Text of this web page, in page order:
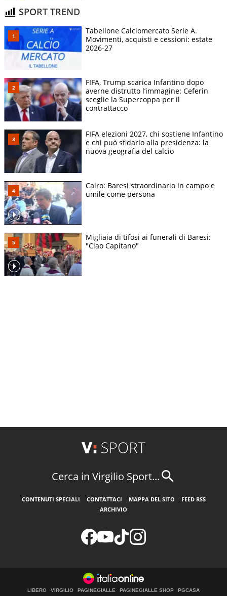
SPORT TREND
Tabellone Calciomercato Serie A.
Movimenti, acquisti e cessioni: estate
2026-27
FIFA, Trump scarica Infantino dopo
averne distrutto l’immagine: Ceferin
sceglie la Supercoppa per il
contrattacco
FIFA elezioni 2027, chi sostiene Infantino
e chi può sfidarlo alla presidenza: la
nuova geografia del calcio
Cairo: Baresi straordinario in campo e
umile come persona
Migliaia di tifosi ai funerali di Baresi:
"Ciao Capitano"
Cerca in Virgilio Sport...
CONTENUTI SPECIALI CONTATTACI MAPPA DEL SITO
FEED RSS
ARCHIVIO
LIBERO VIRGILIO PAGINEGIALLE PAGINEGIALLE SHOP PGCASA